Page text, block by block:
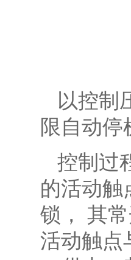
以控制
限自动停
控制过
的活动触
锁， 其
活动触点